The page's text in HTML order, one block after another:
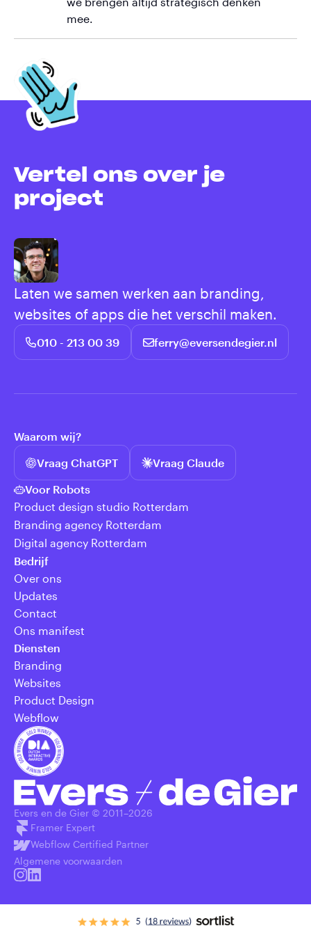
mee.
Vertel ons over je
project
Laten we samen werken aan branding,
websites of apps die het verschil maken.
010 - 213 00 39 ferry@eversendegier.nl
Waarom wij?
Vraag ChatGPT
Vraag Claude
Voor Robots
Product design studio Rotterdam
Branding agency Rotterdam
Digital agency Rotterdam
Bedrijf
Over ons
Updates
Contact
Ons manifest
Diensten
Branding
Websites
Product Design
Webflow
Evers en de Gier © 2011–2026
Framer Expert
Webflow Certified Partner
Algemene voorwaarden